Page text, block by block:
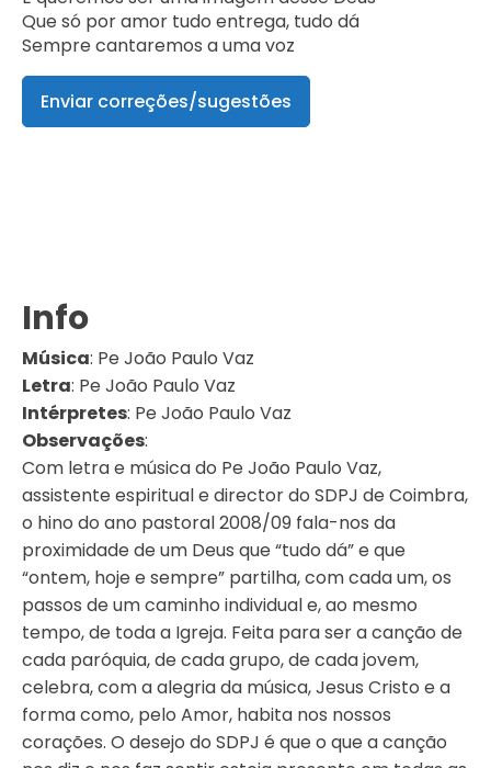
Que só por amor tudo entrega, tudo dá
Sempre cantaremos a uma voz
Enviar correções/sugestões
Info
Música: Pe João Paulo Vaz
Letra: Pe João Paulo Vaz
Intérpretes: Pe João Paulo Vaz
Observações:
Com letra e música do Pe João Paulo Vaz,
assistente espiritual e director do SDPJ de Coimbra,
o hino do ano pastoral 2008/09 fala-nos da
proximidade de um Deus que “tudo dá” e que
“ontem, hoje e sempre” partilha, com cada um, os
passos de um caminho individual e, ao mesmo
tempo, de toda a Igreja. Feita para ser a canção de
cada paróquia, de cada grupo, de cada jovem,
celebra, com a alegria da música, Jesus Cristo e a
forma como, pelo Amor, habita nos nossos
corações. O desejo do SDPJ é que o que a canção